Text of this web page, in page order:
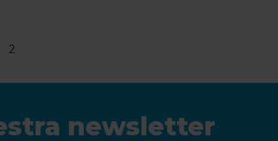
2
newsletter